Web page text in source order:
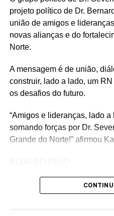
principalmente, das nossas
Santana. Vamos continuar
Nova e toda a região
infraestrutura e
projeto político de Dr.
união de amigos e
novas alianças e do
Norte.
A mensagem é de união,
construir, lado a lado, um
os desafios do futuro.
“Amigos e lideranças, lado
somando forças por Dr.
Grande do Norte!” afirmou